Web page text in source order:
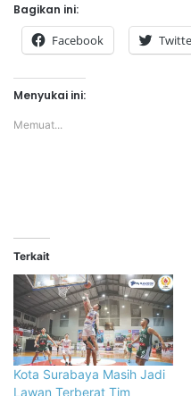
Bagikan ini:
Facebook
Menyukai ini:
Memuat...
Terkait
Kota Surabaya Masih Jadi
Lawan Terberat Tim